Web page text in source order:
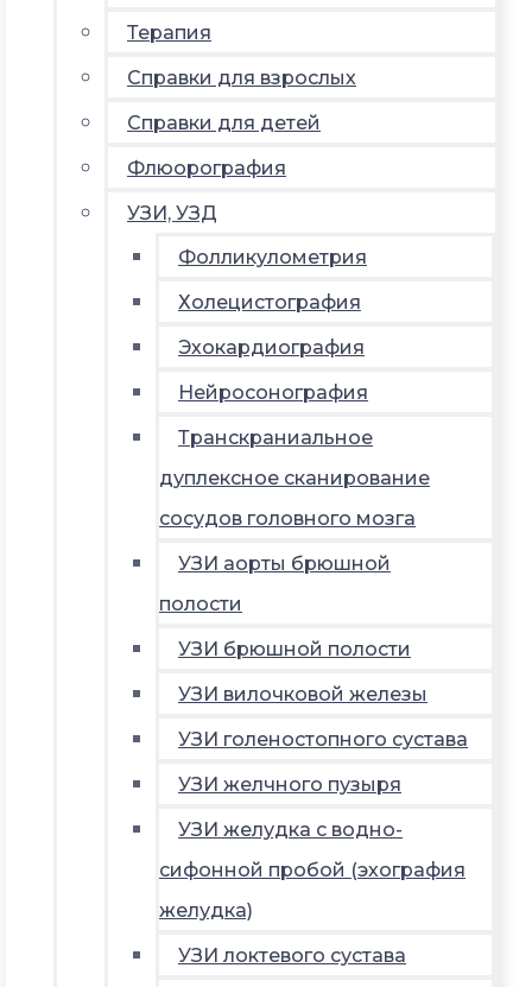
Терапия
Справки для взрослых
Справки для детей
Флюорография
УЗИ, УЗД
Фолликулометрия
Холецистография
Эхокардиография
Нейросонография
Транскраниальное
дуплексное сканирование
сосудов головного мозга
УЗИ аорты брюшной
полости
УЗИ брюшной полости
УЗИ вилочковой железы
УЗИ голеностопного сустава
УЗИ желчного пузыря
УЗИ желудка с водно-
сифонной пробой (эхография
желудка)
УЗИ локтевого сустава